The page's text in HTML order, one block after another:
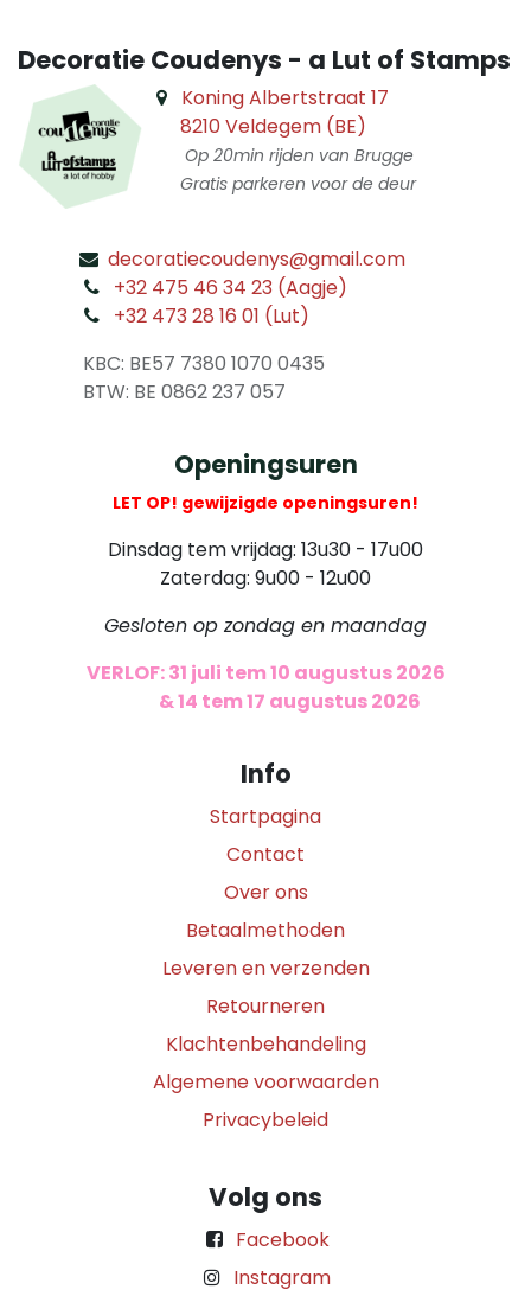
Decoratie Coudenys - a Lut of Stamps
Koning Albertstraat 17
8210 Veldegem (BE)
Op 20min rijden van Brugge
Gratis parkeren voor de deur
decoratiecoudenys@gmail.com
+32 475 46 34 23 (Aagje)
+32 473 28 16 01 (Lut)
KBC: BE57 7380 1070 0435
​ BTW: BE 0862 237 057
Openingsuren
LET OP! gewijzigde openingsuren!
Dinsdag tem vrijdag: 13u30 - 17u00
Zaterdag: 9u00 - 12u00
Gesloten op zondag en maandag
VERLOF: 31 juli tem 10 augustus 2026
& 14 tem 17 augustus 2026
Info
Startpagina
Contact
Over ons
Betaalmethoden
Leveren en verzenden
Retourneren
Klachtenbehandeling
Algemene voorwaarden
Privacybeleid
Volg ons
Facebook
Instagram